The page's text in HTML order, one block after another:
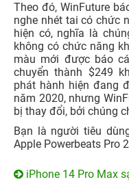
Theo đó, WinFuture
nghe nhét tai có chức
hiện có, nghĩa là
không có chức năng
màu mới được báo
chuyển thành $249
phát hành hiện đang
năm 2020, nhưng
bị thay đổi, bởi chúng
Bạn là người tiêu
Apple Powerbeats Pro
iPhone 14 Pro Max